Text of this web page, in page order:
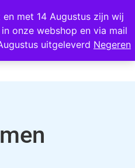
met 14 Augustus zijn wij
onze webshop en via mail
uitgeleverd Negeren
4,8 op Google